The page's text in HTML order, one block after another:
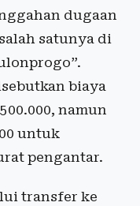
dugaan
satunya di
biaya
namun
untuk
pengantar.
transfer ke